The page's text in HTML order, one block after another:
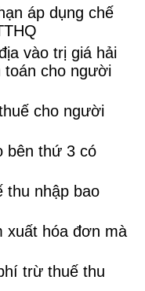
áp dụng chế
vào trị giá hải
toán cho người
cho người
bên thứ 3 có
thu nhập bao
xuất hóa đơn mà
trừ thuế thu